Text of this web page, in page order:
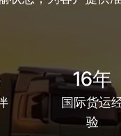
16年
国际货运
验